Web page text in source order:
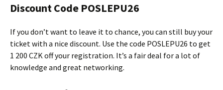
Discount Code POSLEPU26
If you don’t want to leave it to chance, you can still buy your
ticket with a nice discount. Use the code POSLEPU26 to get
1 200 CZK off your registration. It’s a fair deal for a lot of
knowledge and great networking.